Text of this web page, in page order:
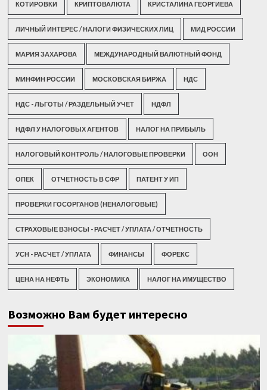
КОТИРОВКИ КРИПТОВАЛЮТА КРИСТАЛИНА ГЕОРГИЕВА
ЛИЧНЫЙ ИНТЕРЕС / НАЛОГИ ФИЗИЧЕСКИХ ЛИЦ МИД РОССИИ
МАРИЯ ЗАХАРОВА МЕЖДУНАРОДНЫЙ ВАЛЮТНЫЙ ФОНД
МИНФИН РОССИИ МОСКОВСКАЯ БИРЖА НДС
НДС - ЛЬГОТЫ / РАЗДЕЛЬНЫЙ УЧЕТ НДФЛ
НДФЛ У НАЛОГОВЫХ АГЕНТОВ НАЛОГ НА ПРИБЫЛЬ
НАЛОГОВЫЙ КОНТРОЛЬ / НАЛОГОВЫЕ ПРОВЕРКИ ООН
ОПЕК ОТЧЕТНОСТЬ В СФР ПАТЕНТ У ИП
ПРОВЕРКИ ГОСОРГАНОВ (НЕНАЛОГОВЫЕ)
СТРАХОВЫЕ ВЗНОСЫ - РАСЧЕТ / УПЛАТА / ОТЧЕТНОСТЬ
УСН - РАСЧЕТ / УПЛАТА ФИНАНСЫ ФОРЕКС
ЦЕНА НА НЕФТЬ ЭКОНОМИКА НАЛОГ НА ИМУЩЕСТВО
Возможно Вам будет интересно